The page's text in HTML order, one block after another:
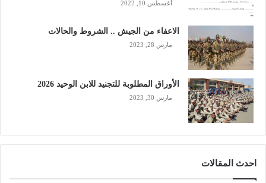
أغسطس 10, 2022
الاعفاء من الجيش .. الشروط والحالات
مارس 28, 2023
الأوراق المطلوبة للتجنيد للابن الوحيد 2026
مارس 30, 2023
احدث المقالات